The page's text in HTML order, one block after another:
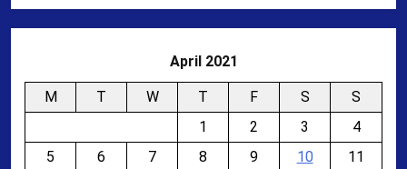
April 2021
M T W T F S
S
1
2 3
4
5
6 7 8 9 10
11